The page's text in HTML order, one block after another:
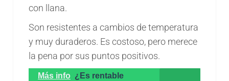
con llana.
Son resistentes a cambios de temperatura
y muy duraderos. Es costoso, pero merece
la pena por sus puntos positivos.
Más info ¿Es rentable